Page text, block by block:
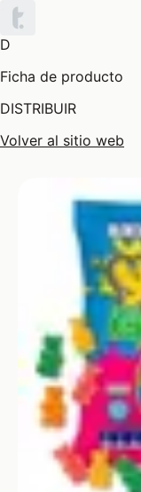
D
Ficha de producto
DISTRIBUIR
Volver al sitio web